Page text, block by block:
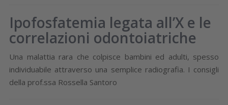
Ipofosfatemia legata all’X e le
correlazioni odontoiatriche
Una malattia rara che colpisce bambini ed adulti, spesso
individuabile attraverso una semplice radiografia. I consigli
della prof.ssa Rossella Santoro